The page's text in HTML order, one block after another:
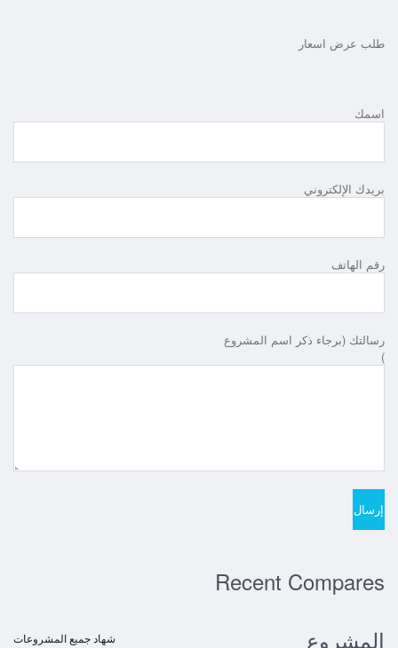
طلب عرض اسعار
اسمك
بريدك الإلكتروني
رقم الهاتف
رسالتك (برجاء ذكر اسم المشروع
)
Recent Compares
المشروع
شهاد جميع المشروعات